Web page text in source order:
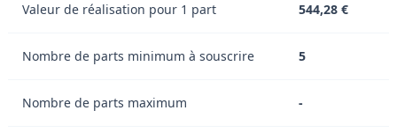
Valeur de réalisation pour 1 part 544,28 €
Nombre de parts minimum à souscrire 5
Nombre de parts maximum -